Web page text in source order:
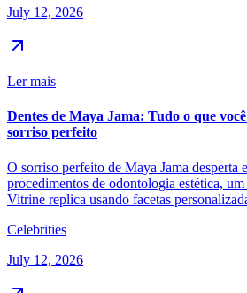
July 12, 2026
Ler mais
Dentes de Maya Jama: Tudo o que
sorriso perfeito
O sorriso perfeito de Maya Jama desperta
procedimentos de odontologia estética,
Vitrine replica usando facetas
Celebrities
July 12, 2026